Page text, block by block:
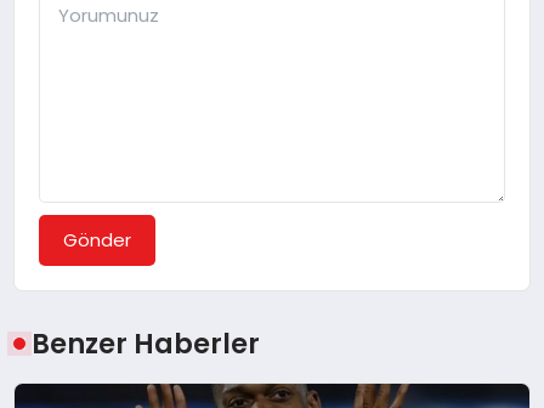
Gönder
Benzer Haberler